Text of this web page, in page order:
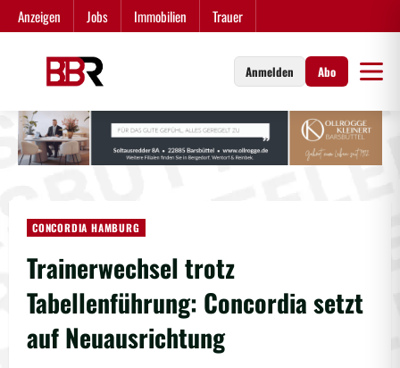
Zum
Inhalt
Anzeigen Jobs Immobilien Trauer
Anmelden Abo
CONCORDIA HAMBURG
Trainerwechsel trotz
Tabellenführung: Concordia setzt
auf Neuausrichtung